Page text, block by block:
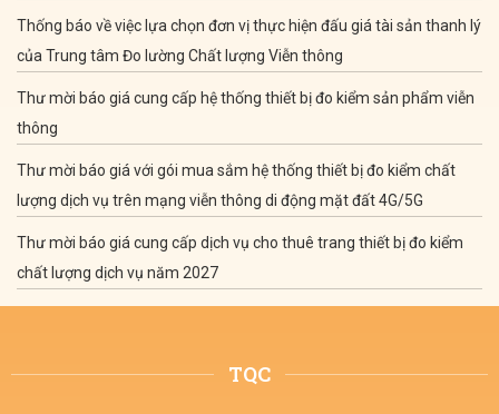
Thống báo về việc lựa chọn đơn vị thực hiện đấu giá tài sản thanh lý
của Trung tâm Đo lường Chất lượng Viễn thông
Thư mời báo giá cung cấp hệ thống thiết bị đo kiểm sản phẩm viễn
thông
Thư mời báo giá với gói mua sắm hệ thống thiết bị đo kiểm chất
lượng dịch vụ trên mạng viễn thông di động mặt đất 4G/5G
Thư mời báo giá cung cấp dịch vụ cho thuê trang thiết bị đo kiểm
chất lượng dịch vụ năm 2027
TQC